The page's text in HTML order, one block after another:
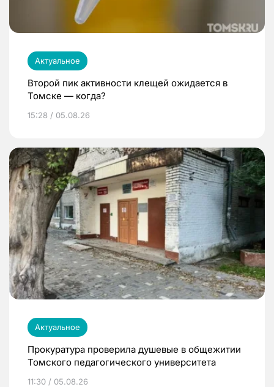
Актуальное
Второй пик активности клещей ожидается в
Томске — когда?
15:28 / 05.08.26
Актуальное
Прокуратура проверила душевые в общежитии
Томского педагогического университета
11:30 / 05.08.26